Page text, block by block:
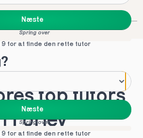
Næste
Spring over
9 for at finde den rette tutor
Næste
Spring over
9 for at finde den rette tutor
top tutors
i Forlev